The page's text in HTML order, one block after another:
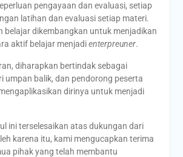
pengayaan dan evaluasi, setiap
latihan dan evaluasi setiap materi.
belajar dikembangkan untuk menjadikan
aktif belajar menjadienterpreuner.
diharapkan bertindak sebagai
umpan balik, dan pendorong peserta
dirinya untuk menjadi
ini terselesaikan atas dukungan dari
karena itu, kami mengucapkan terima
pihak yang telah membantu